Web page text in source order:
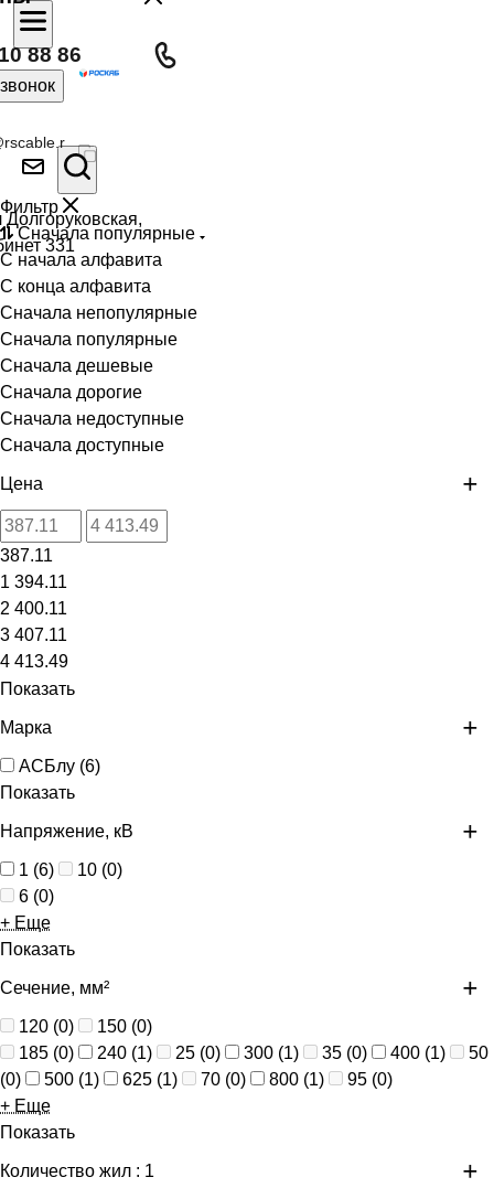
88 86
331
Фильтр
Сначала популярные
С начала алфавита
С конца алфавита
Сначала непопулярные
Сначала популярные
Сначала дешевые
Сначала дорогие
Сначала недоступные
Сначала доступные
Цена
387.11
1 394.11
2 400.11
3 407.11
4 413.49
Показать
Марка
АСБлу (6)
Показать
Напряжение, кВ
1 (6) 10 (0)
6 (0)
+ Еще
Показать
Сечение, мм²
120 (0) 150 (0)
185 (0) 240 (1) 25 (0) 300 (1) 35 (0) 400 (1)
50
(0) 500 (1) 625 (1) 70 (0) 800 (1) 95 (0)
+ Еще
Показать
Количество жил : 1